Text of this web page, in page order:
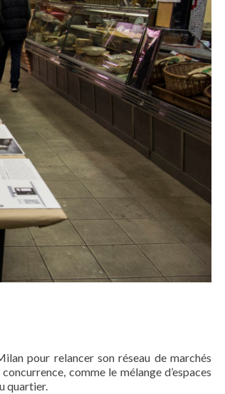
pour relancer son réseau de marchés
comme le mélange d’espaces
quartier.